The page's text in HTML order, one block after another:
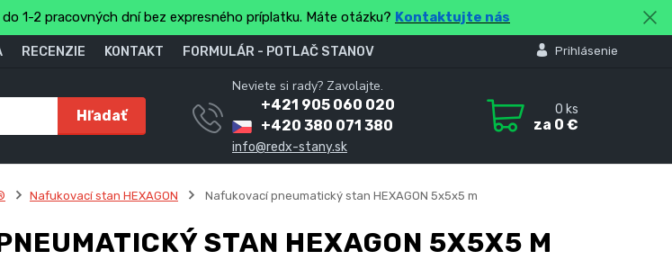
1-2 pracovných dní bez expresného príplatku. Máte otázku? Kontaktujte nás
RECENZIE KONTAKT FORMULÁR - POTLAČ STANOV Prihlásenie
Hľadať
Neviete si rady? Zavolajte.
+421 905 060 020
+420 380 071 380
info@redx-stany.sk
0 ks
za 0 €
Nafukovací stan HEXAGON Nafukovací pneumatický stan HEXAGON 5x5x5 m
STAN HEXAGON 5X5X5 M